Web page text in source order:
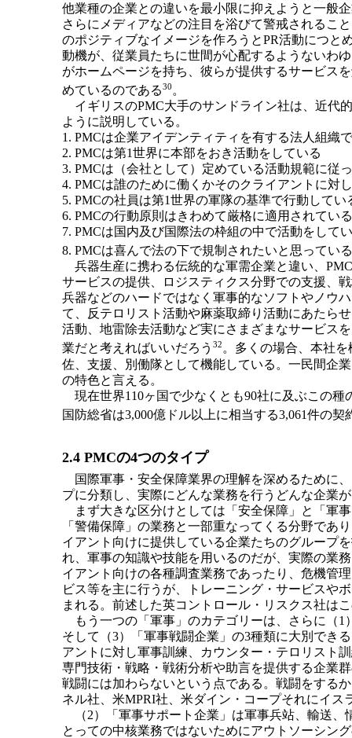
他業種の企業との違いを最小限に抑えようと一般
さらにメディアなどの注目を浴びて警戒されるこ
のポジティブなイメージを作ろうとPR活動につと
動機が、従業員たちに世間が心配するようないわ
がホームページを持ち、彼らが提供するサービス
めているのである30 。
イギリスのPMC大手のサンドライン社は、近代
ように説明している。
1. PMCは企業アイデンティティを有する法人組織
2. PMCは第1世界に本部をおき活動をしている
3. PMCは（会社として）定めている活動規範に従
4. PMCは誰のために働くかそのクライアントに対
5. PMCの社員は第1世界の軍隊の基準で行動してい
6. PMCの行動原則はきわめて厳格に適用されている
7. PMCは国内及び国際法の枠組の中で活動をして
8. PMCは喜んで法の下で規制されたいと思っている
兵器生産に携わる伝統的な軍需企業と違い、
サービスの提供、ロジスティクス分野での支援、
兵器などのハードではなく軍事的なソフトやノウ
て、反テロリスト活動や麻薬取締り活動にあたら
活動、地雷除去活動など実にさまざまなサービス
業だと考えればいいだろう 32。多くの場合、本社
佐、支援、別働隊として機能している。一民間企
の特色と言える。
現在世界110ヶ国で少なくとも90社に及ぶこの種
国防総省は3,000億ドル以上に相当する3,061件の
2.4 PMCの4つのタイプ
国際軍事・安全保障業界の理解を深めるために
プに分類し、実際にどんな業務を行うどんな企業
まず大きな区分けとしては「安全保障」と「軍
「警備保障」の業務と一部重なってくる分野であ
イアント向けに提供している企業たちのグループ
れ、軍事の知識や技能を用いるのだが、実際の業
イアント向けの各種調査業務であったり、危機管
ビス等を主に行うが、トレーニング・サービスや
まれる。前述した英コントロール・リスクス社は
もう一つの「軍事」のカテゴリーは、さらに（1
そして（3）「軍事戦闘企業」の3種類に大別でき
アントに対し軍事訓練、カウンター・テロリスト
専門技術・戦略・戦術分析や助言を提供する企業
戦闘には加わらないという点である。戦闘をする
ネル社、米MPRI社、米ダイン・コープそれにイス
（2）「軍事サポート企業」は軍事兵站、輸送、
とっての中核業務ではないためにアウトソーシン